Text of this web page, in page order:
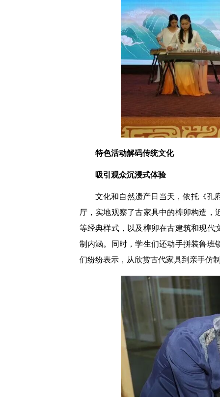
特色活动解码传统文化
吸引观众沉浸式体验
文化和自然遗产日当天，依托《孔
厅，实地观察了古家具中的榫卯构造
等经典样式，以及榫卯在古建筑和现代
制内涵。同时，学生们还动手拼装鲁班
们纷纷表示，从欣赏古代家具到亲手仿